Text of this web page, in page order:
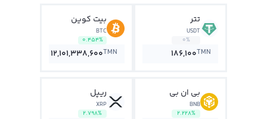
تتر
USDT
0%
186,100TMN
بیت کوین
BTC
0.454%
12,101,338,600TMN
بی ان بی
BNB
2.228%
ریپل
XRP
2.798%